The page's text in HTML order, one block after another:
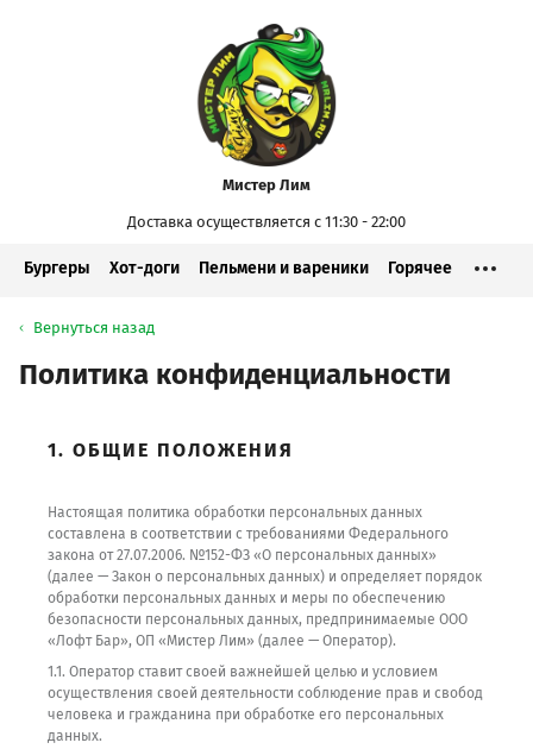
Мистер Лим
Доставка осуществляется с 11:30 - 22:00
Бургеры Хот-доги Пельмени и вареники Горячее
Вернуться назад
Политика конфиденциальности
1. ОБЩИЕ ПОЛОЖЕНИЯ
Настоящая политика обработки персональных данных
составлена в соответствии с требованиями Федерального
закона от 27.07.2006. №152-ФЗ «О персональных данных»
(далее — Закон о персональных данных) и определяет порядок
обработки персональных данных и меры по обеспечению
безопасности персональных данных, предпринимаемые ООО
«Лофт Бар», ОП «Мистер Лим» (далее — Оператор).
1.1. Оператор ставит своей важнейшей целью и условием
осуществления своей деятельности соблюдение прав и свобод
человека и гражданина при обработке его персональных
данных.